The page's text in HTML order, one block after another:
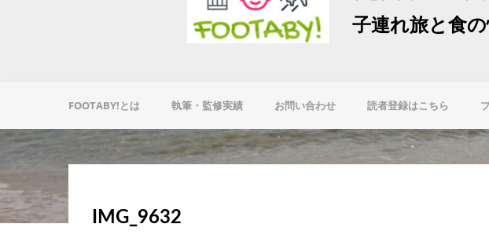
子連れ旅と食
FOOTABY!とは 執筆・監修実績 お問い合わせ 読者登録はこちら
IMG_9632